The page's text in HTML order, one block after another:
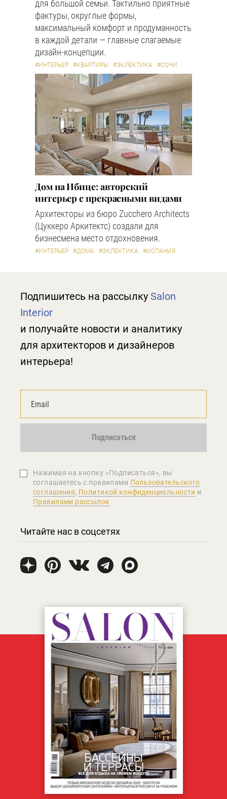
для большой семьи. Тактильно приятные
фактуры, округлые формы,
максимальный комфорт и продуманность
в каждой детали — главные слагаемые
дизайн-концепции.
#ИНТЕРЬЕР #КВАРТИРЫ #ЭКЛЕКТИКА #СОЧИ
Дом на Ибице: авторский
интерьер с прекрасными видами
Архитекторы из бюро Zucchero Architects
(Цуккеро Аркитектс) создали для
бизнесмена место отдохновения.
#ИНТЕРЬЕР #ДОМА #ЭКЛЕКТИКА #ИСПАНИЯ
Подпишитесь на рассылку Salon
Interior
и получайте новости и аналитику
для архитекторов и дизайнеров
интерьера!
Подписаться
Нажимая на кнопку «Подписаться», вы
соглашаетеcь с правилами Пользовательского
соглашения, Политикой конфиденциальности и
Правилами рассылок
Читайте нас в соцсетях